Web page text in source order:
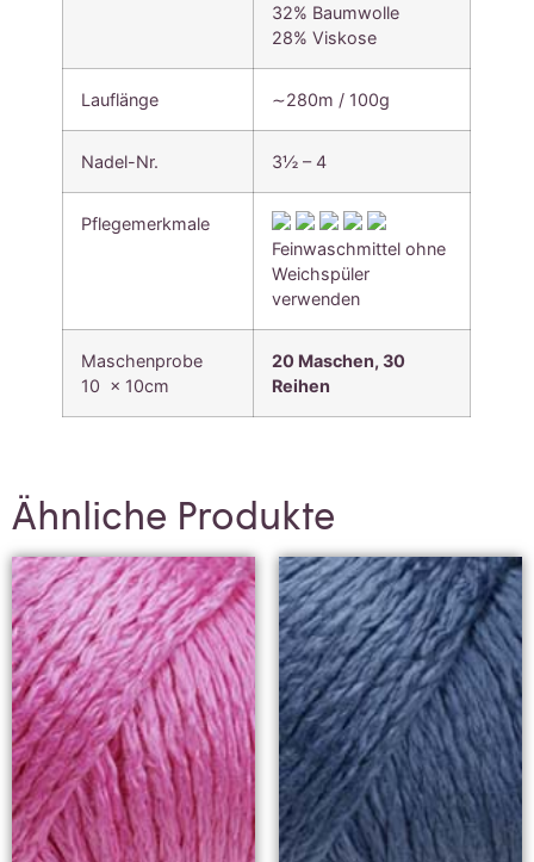
32% Baumwolle
28% Viskose
Lauflänge ∼280m / 100g
Nadel-Nr. 3½ – 4
Pflegemerkmale
Feinwaschmittel ohne
Weichspüler
verwenden
Maschenprobe
10 x 10cm
20 Maschen, 30
Reihen
Ähnliche Produkte